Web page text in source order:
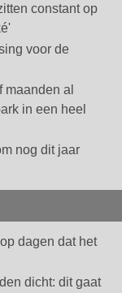
constant op
voor de
al
in een heel
nog dit jaar
dagen dat het
dicht: dit gaat